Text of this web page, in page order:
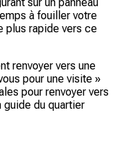
sur un panneau
à fouiller votre
plus rapide vers ce
renvoyer vers une
pour une visite »
pour renvoyer vers
guide du quartier